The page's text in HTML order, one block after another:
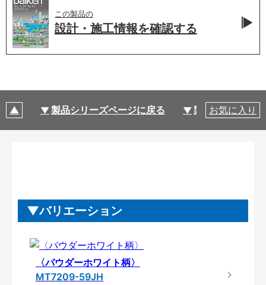
この製品の
設計・施工情報を確認する
製品シリーズページに戻る 製品仕様
お気に入り
バリエーション
〈パウダーホワイト柄〉
MT7209-59JH